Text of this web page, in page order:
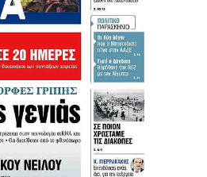
ΔΗΜΟΤΙΚΗ
ΔΙΟΙΚΗΤΗΣ
ΔΙΟΚΗΤΡΙΑ